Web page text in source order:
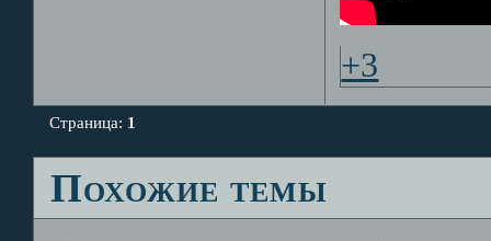
+3
Страница: 1
Похожие темы